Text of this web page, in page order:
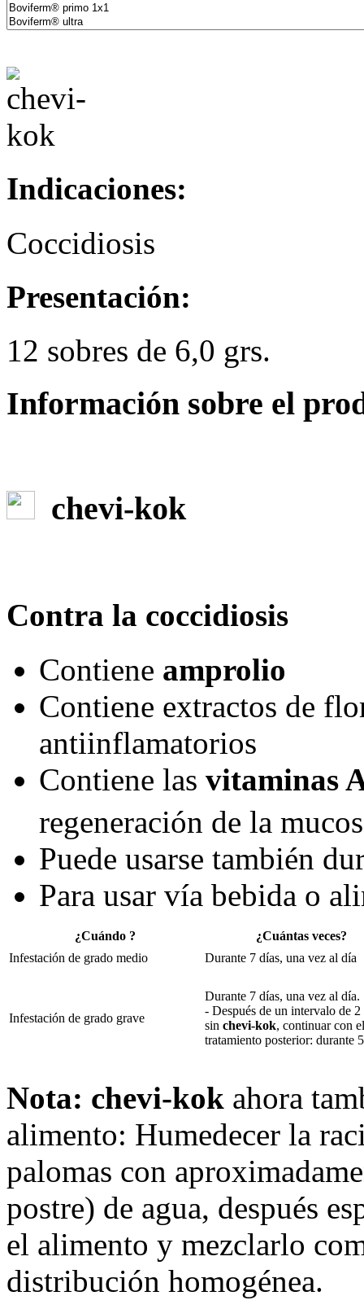
Indicaciones:
Coccidiosis
Presentación:
12 sobres de 6,0 grs.
Información sobre el
chevi-kok
Contra la coccidiosis
Contiene amprolio
Contiene extractos de
antiinflamatorios
Contiene las vitaminas
regeneración de la
Puede usarse también
Para usar vía bebida o
¿Cuándo ?
¿Cuántas veces?
Infestación de grado medio
Durante 7 días, una vez al día
Infestación de grado grave
Durante 7 días, una vez al día.
- Después de un intervalo de 2
sin chevi-kok, continuar con el
tratamiento posterior: durante
Nota: chevi-kok ahora
alimento: Humedecer la
palomas con
postre) de agua, después
el alimento y mezclarlo
distribución homogénea.